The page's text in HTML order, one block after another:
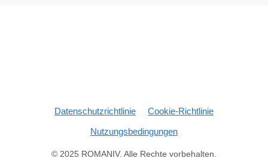
Datenschutzrichtlinie
Cookie-Richtlinie
Nutzungsbedingungen